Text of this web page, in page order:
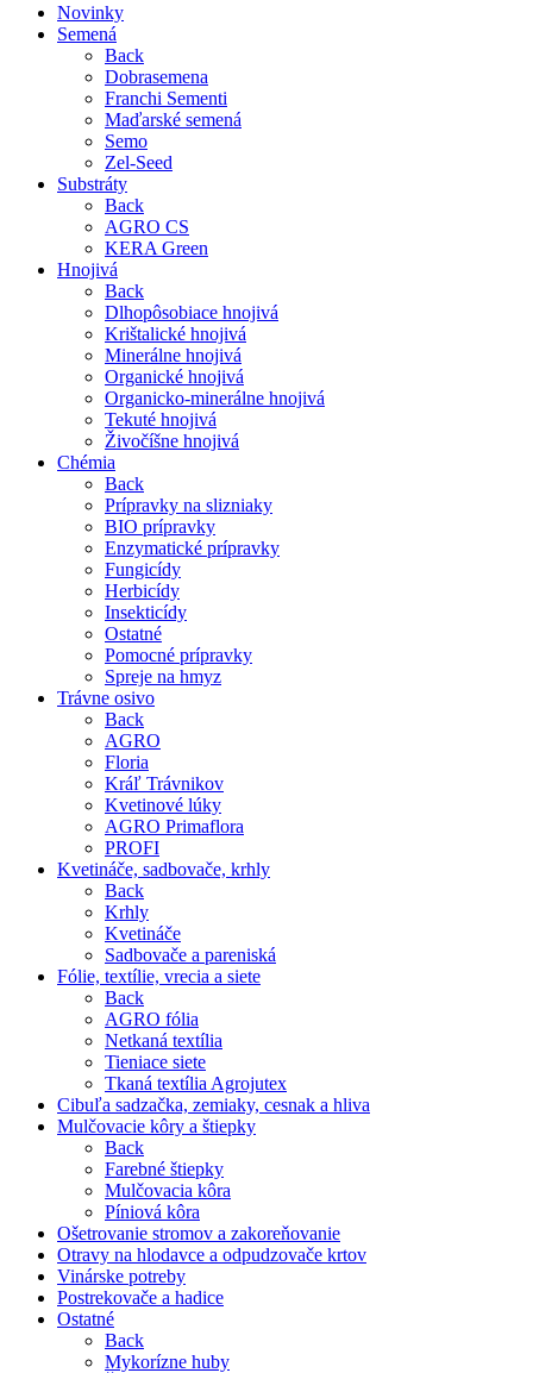
Novinky
Semená
Back
Dobrasemena
Franchi Sementi
Maďarské semená
Semo
Zel-Seed
Substráty
Back
AGRO CS
KERA Green
Hnojivá
Back
Dlhopôsobiace hnojivá
Krištalické hnojivá
Minerálne hnojivá
Organické hnojivá
Organicko-minerálne hnojivá
Tekuté hnojivá
Živočíšne hnojivá
Chémia
Back
Prípravky na slizniaky
BIO prípravky
Enzymatické prípravky
Fungicídy
Herbicídy
Insekticídy
Ostatné
Pomocné prípravky
Spreje na hmyz
Trávne osivo
Back
AGRO
Floria
Kráľ Trávnikov
Kvetinové lúky
AGRO Primaflora
PROFI
Kvetináče, sadbovače, krhly
Back
Krhly
Kvetináče
Sadbovače a pareniská
Fólie, textílie, vrecia a siete
Back
AGRO fólia
Netkaná textília
Tieniace siete
Tkaná textília Agrojutex
Cibuľa sadzačka, zemiaky, cesnak a hliva
Mulčovacie kôry a štiepky
Back
Farebné štiepky
Mulčovacia kôra
Píniová kôra
Ošetrovanie stromov a zakoreňovanie
Otravy na hlodavce a odpudzovače krtov
Vinárske potreby
Postrekovače a hadice
Ostatné
Back
Mykorízne huby